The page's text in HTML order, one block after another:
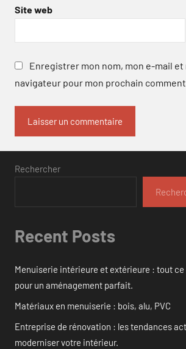
Site web
Enregistrer mon nom, mon e-mail et
navigateur pour mon prochain
Rechercher
Recent Posts
Menuiserie intérieure et extérieure : tout ce
pour un aménagement parfait.
Matériaux en menuiserie : bois, alu, PVC
Entreprise de rénovation : les tendances
moderniser votre intérieur.